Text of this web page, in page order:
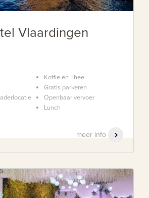
Vlaardingen
Koffie en Thee
Gratis parkeren
Openbaar vervoer
Lunch
meer info